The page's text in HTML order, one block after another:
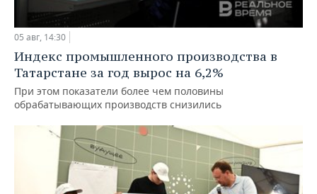
05 авг, 14:30
Индекс промышленного производства в
Татарстане за год вырос на 6,2%
При этом показатели более чем половины
обрабатывающих производств снизились